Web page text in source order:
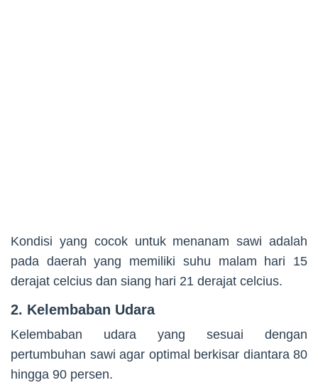
Kondisi yang cocok untuk menanam sawi adalah
pada daerah yang memiliki suhu malam hari 15
derajat celcius dan siang hari 21 derajat celcius.
2. Kelembaban Udara
Kelembaban udara yang sesuai dengan
pertumbuhan sawi agar optimal berkisar diantara 80
hingga 90 persen.